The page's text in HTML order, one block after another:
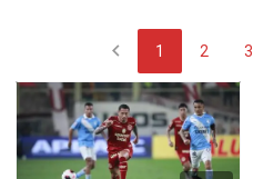
chevron_left 1 2 3